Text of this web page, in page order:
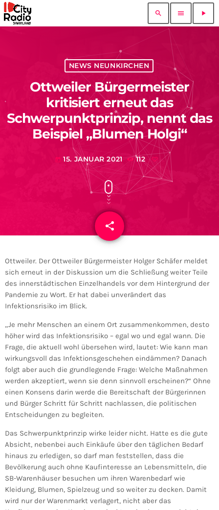
search menu play_arrow
NEWS NEUNKIRCHEN
Ottweiler Bürgermeister
kritisiert erneut das
Schwerpunktprinzip, nennt das
Beispiel „Blumen Holgi“
today 15. JANUAR 2021 112
share
email
Ottweiler. Der Ottweiler Bürgermeister Holger Schäfer meldet
sich erneut in der Diskussion um die Schließung weiter Teile
des innerstädtischen Einzelhandels vor dem Hintergrund der
Pandemie zu Wort. Er hat dabei unverändert das
Infektionsrisiko im Blick.
„Je mehr Menschen an einem Ort zusammenkommen, desto
höher wird das Infektionsrisiko – egal wo und egal wann. Die
Frage, die aktuell wohl übersehen wird, lautet: Wie kann man
wirkungsvoll das Infektionsgeschehen eindämmen? Danach
folgt aber auch die grundlegende Frage: Welche Maßnahmen
werden akzeptiert, wenn sie denn sinnvoll erscheinen?“ Ohne
einen Konsens darin werde die Bereitschaft der Bürgerinnen
und Bürger Schritt für Schritt nachlassen, die politischen
Entscheidungen zu begleiten.
Das Schwerpunktprinzip wirke leider nicht. Hatte es die gute
Absicht, nebenbei auch Einkäufe über den täglichen Bedarf
hinaus zu erledigen, so darf man feststellen, dass die
Bevölkerung auch ohne Kaufinteresse an Lebensmitteln, die
SB-Warenhäuser besuchen um ihren Warenbedarf wie
Kleidung, Blumen, Spielzeug und so weiter zu decken. Damit
wird nur der Warenmarkt verlagert, nicht aber das